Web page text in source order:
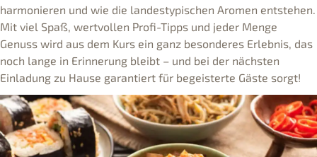
harmonieren und wie die landestypischen Aromen entstehen.
Mit viel Spaß, wertvollen Profi-Tipps und jeder Menge
Genuss wird aus dem Kurs ein ganz besonderes Erlebnis, das
noch lange in Erinnerung bleibt – und bei der nächsten
Einladung zu Hause garantiert für begeisterte Gäste sorgt!